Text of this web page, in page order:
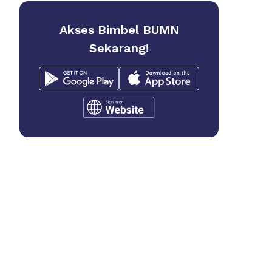
Akses Bimbel BUMN
Sekarang!